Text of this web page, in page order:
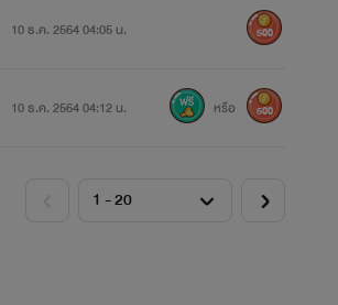
10 ธ.ค. 2564 04:05 น. 500
10 ธ.ค. 2564 04:12 น. หรือ 500